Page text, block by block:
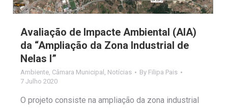
Avaliação de Impacte Ambiental (AIA)
da “Ampliação da Zona Industrial de
Nelas I”
Ambiente, Câmara Municipal , Notícias By Filipa Pais
7 Julho 2020
O projeto consiste na ampliação da zona industrial